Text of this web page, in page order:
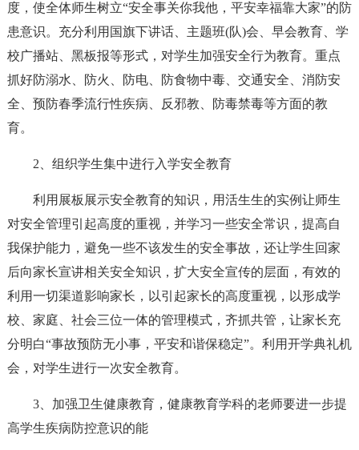
度，使全体师生树立“安全事关你我他，平安幸福靠大家”的防
患意识。充分利用国旗下讲话、主题班(队)会、早会教育、学
校广播站、黑板报等形式，对学生加强安全行为教育。重点
抓好防溺水、防火、防电、防食物中毒、交通安全、消防安
全、预防春季流行性疾病、反邪教、防毒禁毒等方面的教
育。
2、组织学生集中进行入学安全教育
利用展板展示安全教育的知识，用活生生的实例让师生
对安全管理引起高度的重视，并学习一些安全常识，提高自
我保护能力，避免一些不该发生的安全事故，还让学生回家
后向家长宣讲相关安全知识，扩大安全宣传的层面，有效的
利用一切渠道影响家长，以引起家长的高度重视，以形成学
校、家庭、社会三位一体的管理模式，齐抓共管，让家长充
分明白“事故预防无小事，平安和谐保稳定”。利用开学典礼机
会，对学生进行一次安全教育。
3、加强卫生健康教育，健康教育学科的老师要进一步提
高学生疾病防控意识的能